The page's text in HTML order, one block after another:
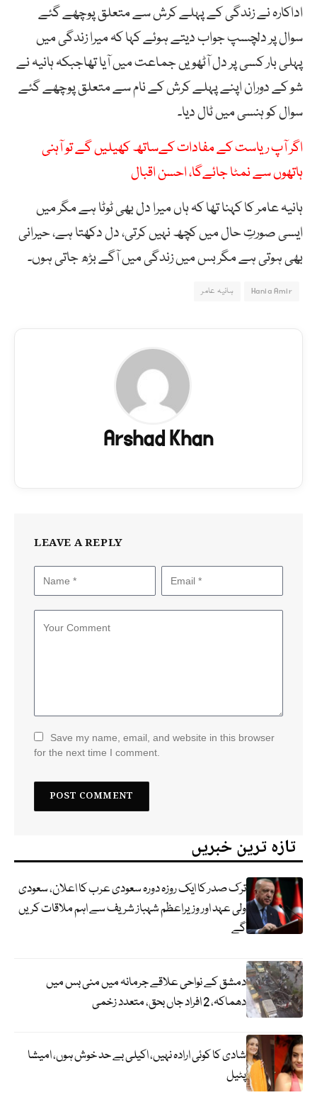
اداکارہ نے زندگی کے پہلے کرش سے متعلق پوچھے گئے
سوال پر دلچسپ جواب دیتے ہوئے کہا کہ میرا زندگی میں
پہلی بار کسی پر دل آٹھویں جماعت میں آیا تھاجبکہ ہانیہ نے
شو کے دوران اپنے پہلے کرش کے نام سے متعلق پوچھے گئے
سوال کو ہنسی میں ٹال دیا۔
اگر آپ ریاست کے مفادات کےساتھ کھیلیں گے تو آہنی
ہاتھوں سے نمٹا جائےگا، احسن اقبال
ہانیہ عامر کا کہنا تھا کہ ہاں میرا دل بھی ٹوٹا ہے مگر میں
ایسی صورتِ حال میں کچھ نہیں کرتی، دل دکھتا ہے، حیرانی
بھی ہوتی ہے مگر بس میں زندگی میں آگے بڑھ جاتی ہوں۔
Hania Amir ہانیہ عامر
Arshad Khan
LEAVE A REPLY
Save my name, email, and website in this browser
for the next time I comment.
تازہ ترین خبریں
ترک صدر کا ایک روزہ دورہ سعودی عرب کا اعلان، سعودی
ولی عہد اور وزیراعظم شہباز شریف سے اہم ملاقات کریں
گے
دمشق کے نواحی علاقے جرمانہ میں منی بس میں
دھماکہ، 2 افراد جاں بحق، متعدد زخمی
شادی کا کوئی ارادہ نہیں، اکیلی بے حد خوش ہوں، امیشا
پٹیل